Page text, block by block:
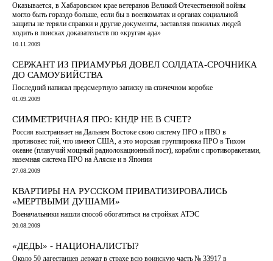
Оказывается, в Хабаровском крае ветеранов Великой Отечественной войны
могло быть гораздо больше, если бы в военкоматах и органах социальной
защиты не теряли справки и другие документы, заставляя пожилых людей
ходить в поисках доказательств по «кругам ада»
10.11.2009
СЕРЖАНТ ИЗ ПРИАМУРЬЯ ДОВЕЛ СОЛДАТА-СРОЧНИКА
ДО САМОУБИЙСТВА
Последний написал предсмертную записку на спичечном коробке
01.09.2009
СИММЕТРИЧНАЯ ПРО: КНДР НЕ В СЧЕТ?
Россия выстраивает на Дальнем Востоке свою систему ПРО и ПВО в
противовес той, что имеют США, а это морская группировка ПРО в Тихом
океане (плавучий мощный радиолокационный пост), корабли с противоракетами,
наземная система ПРО на Аляске и в Японии
27.08.2009
КВАРТИРЫ НА РУССКОМ ПРИВАТИЗИРОВАЛИСЬ
«МЕРТВЫМИ ДУШАМИ»
Военачальники нашли способ обогатиться на стройках АТЭС
20.08.2009
«ДЕДЫ» - НАЦИОНАЛИСТЫ?
Около 50 дагестанцев держат в страхе всю воинскую часть № 33917 в